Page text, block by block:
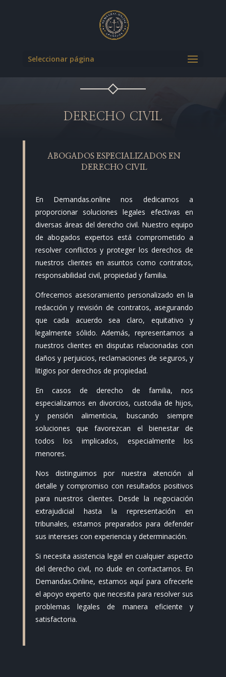
Seleccionar página
DERECHO CIVIL
ABOGADOS ESPECIALIZADOS EN
DERECHO CIVIL
En Demandas.online nos dedicamos a
proporcionar soluciones legales efectivas en
diversas áreas del derecho civil. Nuestro equipo
de abogados expertos está comprometido a
resolver conflictos y proteger los derechos de
nuestros clientes en asuntos como contratos,
responsabilidad civil, propiedad y familia.
Ofrecemos asesoramiento personalizado en la
redacción y revisión de contratos, asegurando
que cada acuerdo sea claro, equitativo y
legalmente sólido. Además, representamos a
nuestros clientes en disputas relacionadas con
daños y perjuicios, reclamaciones de seguros, y
litigios por derechos de propiedad.
En casos de derecho de familia, nos
especializamos en divorcios, custodia de hijos,
y pensión alimenticia, buscando siempre
soluciones que favorezcan el bienestar de
todos los implicados, especialmente los
menores.
Nos distinguimos por nuestra atención al
detalle y compromiso con resultados positivos
para nuestros clientes. Desde la negociación
extrajudicial hasta la representación en
tribunales, estamos preparados para defender
sus intereses con experiencia y determinación.
Si necesita asistencia legal en cualquier aspecto
del derecho civil, no dude en contactarnos. En
Demandas.Online, estamos aquí para ofrecerle
el apoyo experto que necesita para resolver sus
problemas legales de manera eficiente y
satisfactoria.